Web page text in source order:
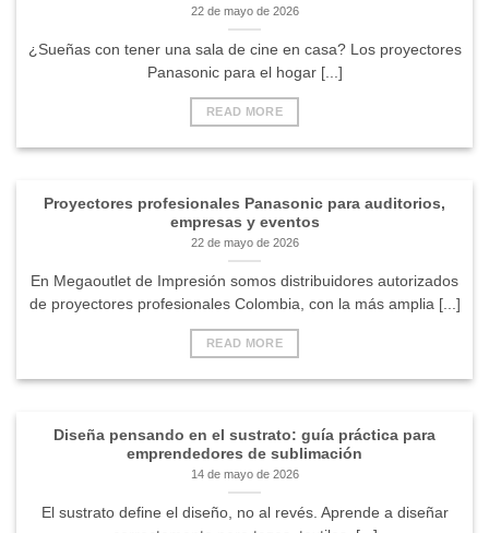
22 de mayo de 2026
¿Sueñas con tener una sala de cine en casa? Los proyectores
Panasonic para el hogar [...]
READ MORE
Proyectores profesionales Panasonic para auditorios,
empresas y eventos
22 de mayo de 2026
En Megaoutlet de Impresión somos distribuidores autorizados
de proyectores profesionales Colombia, con la más amplia [...]
READ MORE
Diseña pensando en el sustrato: guía práctica para
emprendedores de sublimación
14 de mayo de 2026
El sustrato define el diseño, no al revés. Aprende a diseñar